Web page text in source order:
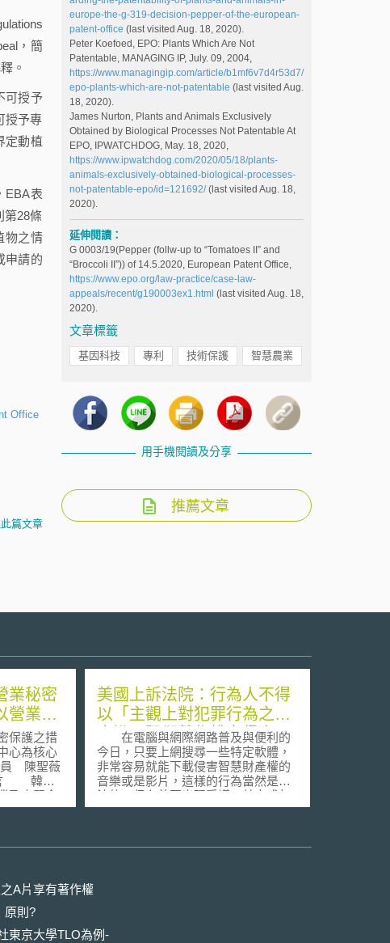
，簡
。
可授予
授予專
定動植
EBA表
第28條
物之情
申請的
Office
篇文章
europe-the-g-319-decision-pepper-of-the-european-
patent-office (last visited Aug. 18, 2020).
Peter Koefoed, EPO: Plants Which Are Not
Patentable, MANAGING IP, July. 09, 2004,
https://www.managingip.com/article/b1mf6v7d4r53d7/
epo-plants-which-are-not-patentable (last visited Aug.
18, 2020).
James Nurton, Plants and Animals Exclusively
Obtained by Biological Processes Not Patentable At
EPO, IPWATCHDOG, May. 18, 2020,
https://www.ipwatchdog.com/2020/05/18/plants-
animals-exclusively-obtained-biological-processes-
not-patentable-epo/id=121692/(last visited Aug. 18,
2020).
延伸閱讀：
G 0003/19(Pepper (follw-up to “Tomatoes II” and
“Broccoli II”)) of 14.5.2020, European Patent Office,
https://www.epo.org/law-practice/case-law-
appeals/recent/g190003ex1.html (last visited Aug. 18,
2020).
文章標籤
基因科技 專利 技術保護 智慧農業
用手機閱讀及分享
推薦文章
業秘密
營業秘
保護之措
心為核心
員 陳聖薇
及中堅企
能力，今
」，討
商標、著
之因應效
智財保護
美國上訴法院：行為人不得
以「主觀上對犯罪行為之無
意識」阻卻著作權之侵害
在電腦與網際網路普及與便利的
今日，只要上網搜尋一些特定軟體，
非常容易就能下載侵害智慧財產權的
音樂或是影片，這樣的行為當然是非
法的，但在美國出現爭議，若未成年
人利用電腦非法下載，可否用「不知
（Mariah Carey）等37首歌曲，並將
A片享有著作權
原則?
東京大學TLO為例-